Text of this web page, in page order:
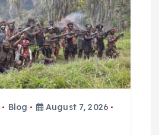
Blog
August 7, 2026